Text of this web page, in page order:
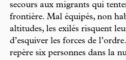
secours aux migrants qui
frontière. Mal équipés, non
altitudes, les exilés risquent
d’esquiver les forces de
repère six personnes dans la